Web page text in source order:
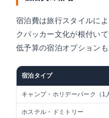
宿泊費は旅行スタイルに
クパッカー文化が根付い
低予算の宿泊オプション
宿泊タイプ
キャンプ・ホリデーパーク（1
ホステル・ドミトリー